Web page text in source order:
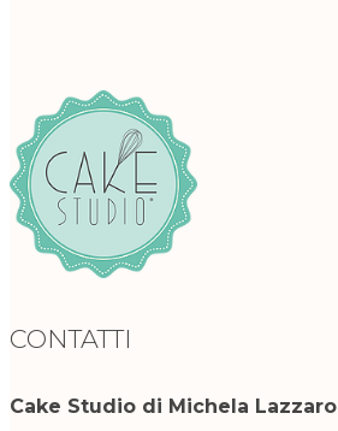
CONTATTI
Cake Studio di Michela Lazzaro